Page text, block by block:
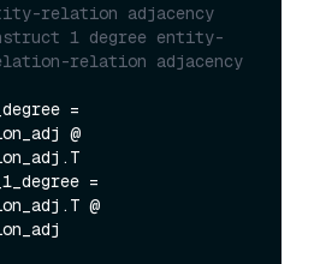
relation adjacency
1 degree entity-
relation adjacency
=
@
=
@